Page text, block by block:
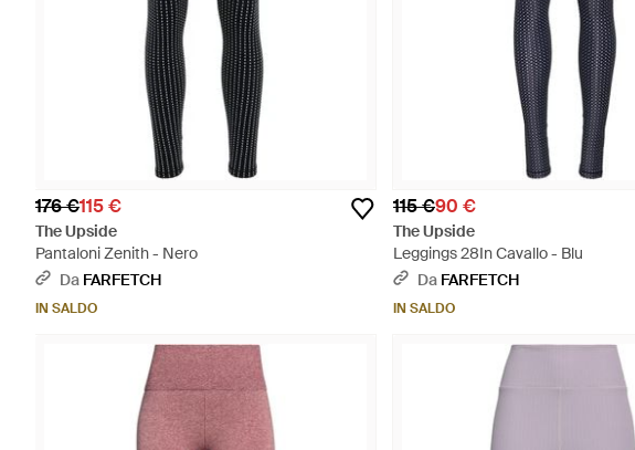
176 €115 €
The Upside
Pantaloni Zenith - Nero
Da FARFETCH
IN SALDO
115 €90 €
The Upside
Leggings 28In Cavallo - Blu
Da FARFETCH
IN SALDO